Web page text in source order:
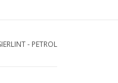
- PETROL